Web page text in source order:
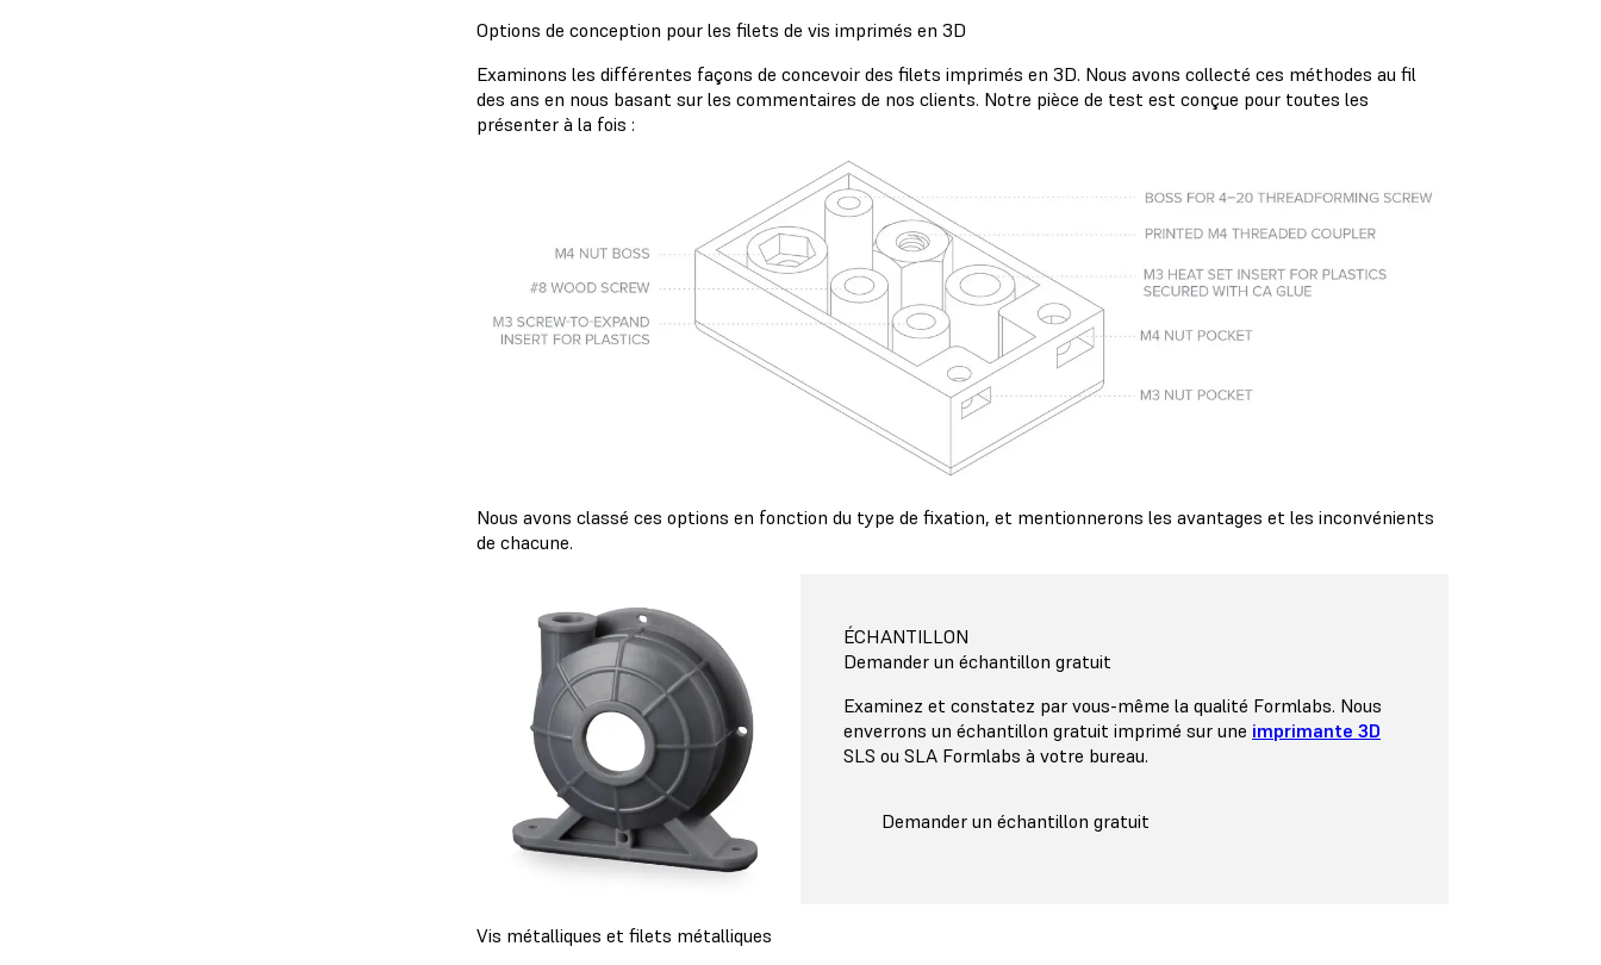
Options de conception pour les filets de vis imprimés en 3D
Examinons les différentes façons de concevoir des filets imprimés en 3D. Nous avons collecté ces méthodes au fil
des ans en nous basant sur les commentaires de nos clients. Notre pièce de test est conçue pour toutes les
présenter à la fois :
Nous avons classé ces options en fonction du type de fixation, et mentionnerons les avantages et les inconvénients
de chacune.
ÉCHANTILLON
Demander un échantillon gratuit
Examinez et constatez par vous-même la qualité Formlabs. Nous
enverrons un échantillon gratuit imprimé sur une imprimante 3D
SLS ou SLA Formlabs à votre bureau.
Demander un échantillon gratuit
Vis métalliques et filets métalliques